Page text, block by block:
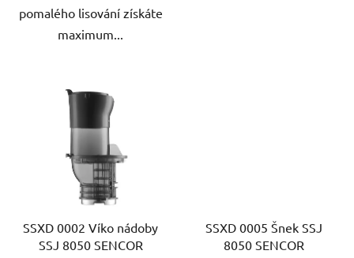
pomalého lisování získáte
maximum...
SSXD 0002 Víko nádoby
SSJ 8050 SENCOR
SSXD 0005 Šnek SSJ
8050 SENCOR